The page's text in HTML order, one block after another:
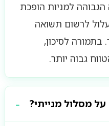
למניות הופכת
לרשום תשואה
לסיכון,
גבוה יותר.
מסלול מנייתי?